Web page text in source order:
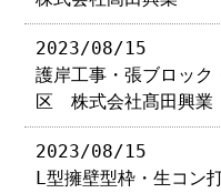
2023/08/15
護岸工事・張ブロッ
区 株式会社髙田興業
2023/08/15
L型擁壁型枠・生コ